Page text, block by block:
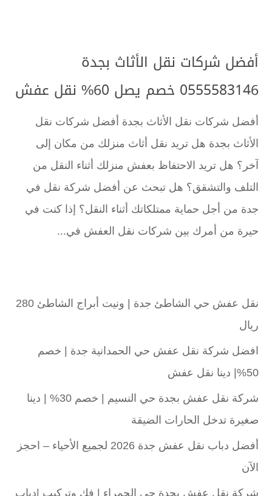
أفضل شركات نقل الأثاث بجدة
0555583146 خصم يصل 60% نقل عفش
أفضل شركات نقل الأثاث بجدة أفضل شركات نقل
الأثاث بجدة هل تريد نقل أثاث منزلك من مكان إلى
آخر؟ هل تريد الاحتفاظ بعفش منزلك أثناء النقل من
التلف والتشقق؟ هل تبحث عن أفضل شركة نقل في
جدة من أجل حماية ممتلكاتك أثناء النقل؟ إذا كنت في
حيرة من أمرك بين شركات نقل العفش في...
نقل عفش حي الشاطئ جدة | ونيت أبراج الشاطئ 280
ريال
افضل شركة نقل عفش حي الحمدانية جدة | خصم
50%| دينا نقل عفش
شركة نقل عفش بجدة حي النسيم | خصم 30% | دينا
صغيرة تدخل الحارات الضيقة
أفضل دباب نقل عفش جدة 2026 لجميع الأحياء – احجز
الآن
شركة نقل عفش بجدة حي الحمراء | فك وتركيب |دباب